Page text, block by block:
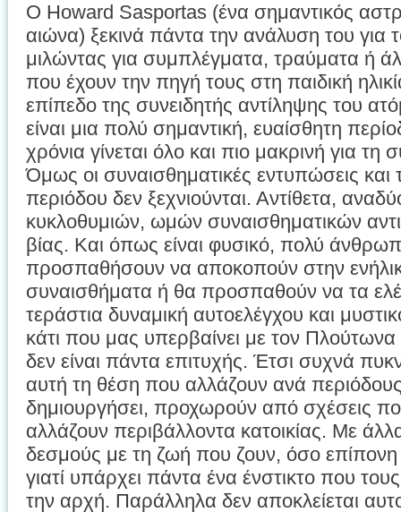
Ο Howard Sasportas (ένα σημαντικός
αιώνα) ξεκινά πάντα την ανάλυση του για
μιλώντας για συμπλέγματα, τραύματα ή
που έχουν την πηγή τους στη παιδική
επίπεδο της συνειδητής αντίληψης του
είναι μια πολύ σημαντική, ευαίσθητη
χρόνια γίνεται όλο και πιο μακρινή για τη
Όμως οι συναισθηματικές εντυπώσεις και
περιόδου δεν ξεχνιούνται. Αντίθετα,
κυκλοθυμιών, ωμών συναισθηματικών
βίας. Και όπως είναι φυσικό, πολύ
προσπαθήσουν να αποκοπούν στην
συναισθήματα ή θα προσπαθούν να τα
τεράστια δυναμική αυτοελέγχου και
κάτι που μας υπερβαίνει με τον Πλούτωνα
δεν είναι πάντα επιτυχής. Έτσι συχνά
αυτή τη θέση που αλλάζουν ανά
δημιουργήσει, προχωρούν από σχέσεις
αλλάζουν περιβάλλοντα κατοικίας. Με
δεσμούς με τη ζωή που ζουν, όσο επίπονη
γιατί υπάρχει πάντα ένα ένστικτο που
την αρχή. Παράλληλα δεν αποκλείεται